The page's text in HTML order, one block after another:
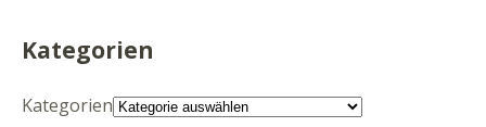
Kategorien
Kategorien